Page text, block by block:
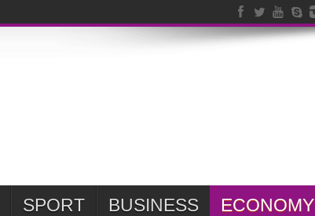
SPORT BUSINESS ECONOMY